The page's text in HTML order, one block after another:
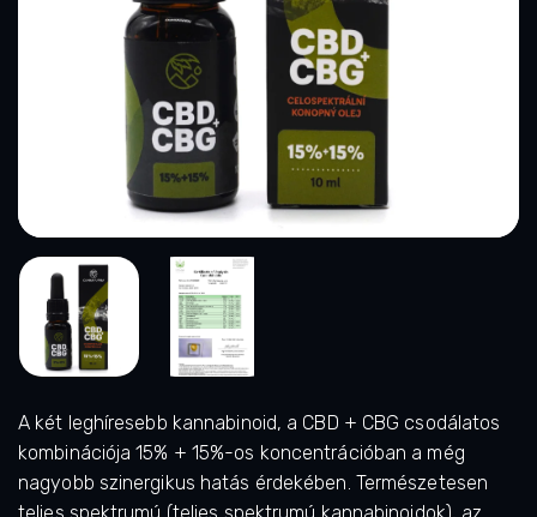
A két leghíresebb kannabinoid, a CBD + CBG csodálatos
kombinációja 15% + 15%-os koncentrációban a még
nagyobb szinergikus hatás érdekében. Természetesen